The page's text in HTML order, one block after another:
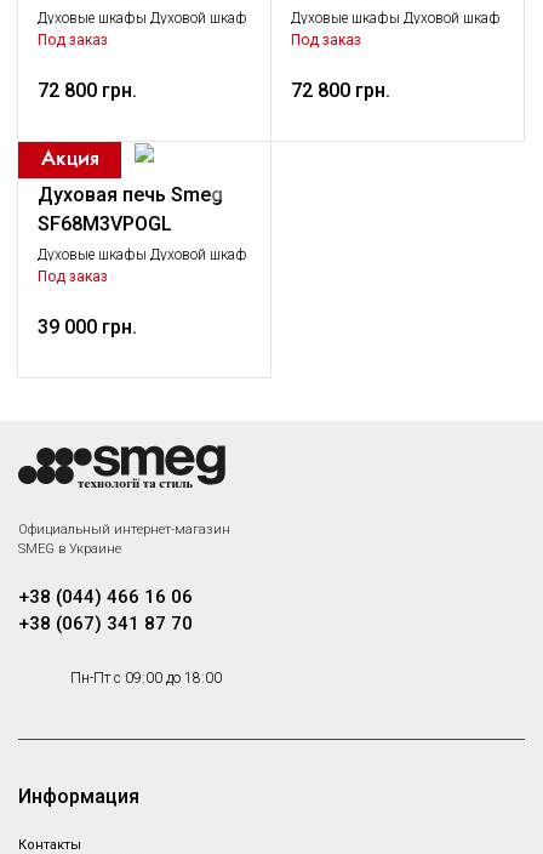
Духовые шкафы Духовой шкаф
одинарный, Крупная бытовая
Под заказ
72 800 грн.
Духовые шкафы Духовой шкаф
одинарный, Крупная бытовая
Под заказ
72 800 грн.
Духовая печь Smeg
SF68M3VPOGL
Духовые шкафы Духовой шкаф
одинарный, Крупная бытовая
Под заказ
39 000 грн.
Официальный интернет-магазин
SMEG в Украине
+38 (044) 466 16 06
+38 (067) 341 87 70
Пн-Пт с 09:00 до 18:00
Информация
Контакты